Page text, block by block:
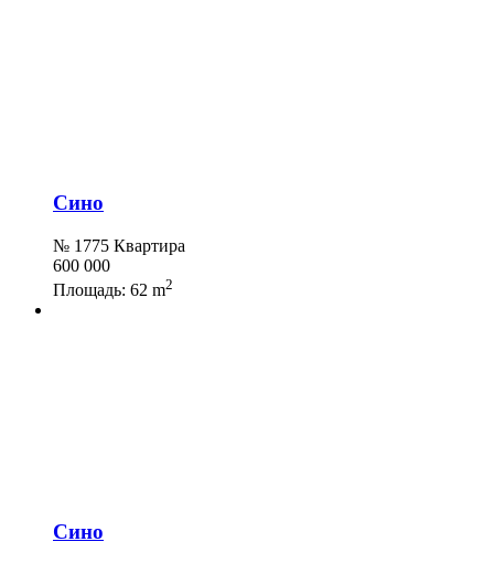
Сино
№ 1775 Квартира
600 000
Площадь: 62 m2
Сино